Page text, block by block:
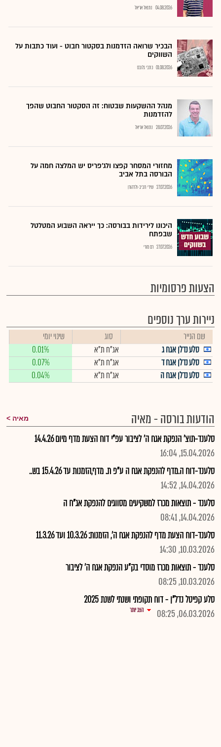
04.08.2026 נתנאל אריאל
הבכיר שרואה הזדמנות בסקטור חבוט - ועוד כתבות על
השווקים
01.08.2026 כתבי גלובס
מנהל ההשקעות שבטוח: זה הסקטור החבוט שהפך
להזדמנות
28.07.2026 נתנאל אריאל
מחזורי המסחר קפצו ולג'פריס יש המלצה חמה על
הבורסה בתל אביב
27.07.2026 שירי חביב-ולדהורן
היכונו לירידות בבורסה: כך ייראה השבוע המטלטל
שבפתח
27.07.2026 רם מורי
הצעות פרסומיות
ניירות ערך נוספים
שם הנייר סוג
שינוי יומי
סלע נדלן אגח ג
אג"ח ת"א
0.01%
סלע נדלן אגח ד
אג"ח ת"א
0.07%
סלע נדלן אגח ה
אג"ח ת"א 0.04%
הודעות בורסה - מאיה מאיה
סלענד-תוצ' הנפקת אגח ה' לציבור עפ"י דוח הצעת מדף מיום 14.4.26
15.04.2026, 16:04
סלענד-דוח ה.מדף להנפקת אגח ה ע"פ ת. מדף,הזמנות עד 15.4.26 בש..
14.04.2026, 14:52
סלענד - תוצאות מכרז למשקיעים מסווגים להנפקת אג"ח ה
14.04.2026, 08:41
סלענד-דוח הצעת מדף להנפקת אגח ה', הזמנות: 10.3.26 ועד 11.3.26
10.03.2026, 14:30
סלענד - תוצאות מכרז מוסדי בק"ע הנפקת אגח ה' לציבור
10.03.2026, 08:25
סלע קפיטל נדל"ן - דוח תקופתי ושנתי לשנת 2025
06.03.2026, 08:25
הצג יותר